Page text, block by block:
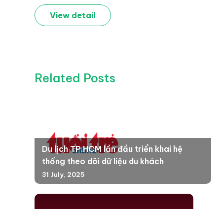
View detail
Related Posts
Du lịch TP.HCM lần đầu triển khai hệ
thống theo dõi dữ liệu du khách
31 July, 2025